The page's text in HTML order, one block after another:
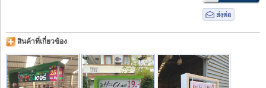
สินค้าที่เกี่ยวข้อง